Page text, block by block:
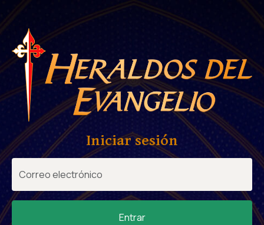
Iniciar sesión
Entrar